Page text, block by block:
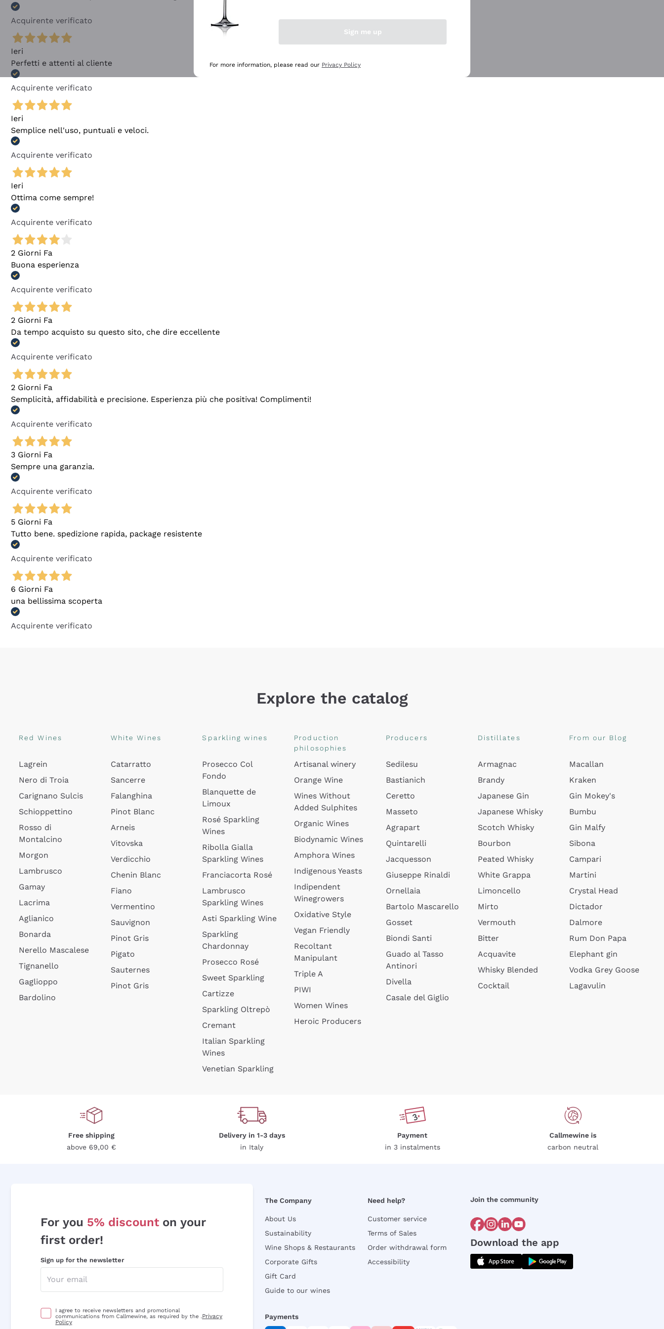
Acquirente verificato
Ieri
Perfetti e attenti al cliente
Acquirente verificato
Ieri
Semplice nell'uso, puntuali e veloci.
Acquirente verificato
Ieri
Ottima come sempre!
Acquirente verificato
2 Giorni Fa
Buona esperienza
Acquirente verificato
2 Giorni Fa
Da tempo acquisto su questo sito, che dire eccellente
Acquirente verificato
2 Giorni Fa
Semplicità, affidabilità e precisione. Esperienza più che positiva! Complimenti!
Acquirente verificato
3 Giorni Fa
Sempre una garanzia.
Acquirente verificato
5 Giorni Fa
Tutto bene. spedizione rapida, package resistente
Acquirente verificato
6 Giorni Fa
una bellissima scoperta
Acquirente verificato
Explore the catalog
Red Wines
Lagrein
Nero di Troia
Carignano Sulcis
Schioppettino
Rosso di
Montalcino
Morgon
Lambrusco
Gamay
Lacrima
Aglianico
Bonarda
Nerello Mascalese
Tignanello
Gaglioppo
Bardolino
White Wines
Catarratto
Sancerre
Falanghina
Pinot Blanc
Arneis
Vitovska
Verdicchio
Chenin Blanc
Fiano
Vermentino
Sauvignon
Pinot Gris
Pigato
Sauternes
Pinot Gris
Sparkling wines
Prosecco Col
Fondo
Blanquette de
Limoux
Rosé Sparkling
Wines
Ribolla Gialla
Sparkling Wines
Franciacorta Rosé
Lambrusco
Sparkling Wines
Asti Sparkling Wine
Sparkling
Chardonnay
Prosecco Rosé
Sweet Sparkling
Cartizze
Sparkling Oltrepò
Cremant
Italian Sparkling
Wines
Venetian Sparkling
Production
philosophies
Artisanal winery
Orange Wine
Wines Without
Added Sulphites
Organic Wines
Biodynamic Wines
Amphora Wines
Indigenous Yeasts
Indipendent
Winegrowers
Oxidative Style
Vegan Friendly
Recoltant
Manipulant
Triple A
PIWI
Women Wines
Heroic Producers
Producers
Sedilesu
Bastianich
Ceretto
Masseto
Agrapart
Quintarelli
Jacquesson
Giuseppe Rinaldi
Ornellaia
Bartolo Mascarello
Gosset
Biondi Santi
Guado al Tasso
Antinori
Divella
Casale del Giglio
Distillates
Armagnac
Brandy
Japanese Gin
Japanese Whisky
Scotch Whisky
Bourbon
Peated Whisky
White Grappa
Limoncello
Mirto
Vermouth
Bitter
Acquavite
Whisky Blended
Cocktail
From our Blog
Macallan
Kraken
Gin Mokey's
Bumbu
Gin Malfy
Sibona
Campari
Martini
Crystal Head
Dictador
Dalmore
Rum Don Papa
Elephant gin
Vodka Grey Goose
Lagavulin
Free shipping
above 69,00 €
Delivery in 1-3 days
in Italy
Payment
in 3 instalments
Callmewine is
carbon neutral
For you 5% discount on your
first order!
Sign up for the newsletter
I agree to receive newsletters and promotional
communications from Callmewine, as required by the .Privacy
Policy
The Company
About Us
Sustainability
Wine Shops & Restaurants
Corporate Gifts
Gift Card
Guide to our wines
Need help?
Customer service
Terms of Sales
Order withdrawal form
Accessibility
Join the community
Download the app
Payments
Sign me up
For more information, please read our Privacy Policy